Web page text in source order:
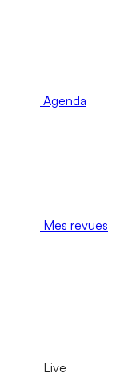
Agenda
Mes revues
Live